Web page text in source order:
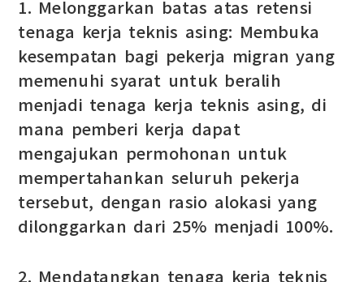
1. Melonggarkan batas atas retensi
tenaga kerja teknis asing: Membuka
kesempatan bagi pekerja migran yang
memenuhi syarat untuk beralih
menjadi tenaga kerja teknis asing, di
mana pemberi kerja dapat
mengajukan permohonan untuk
mempertahankan seluruh pekerja
tersebut, dengan rasio alokasi yang
dilonggarkan dari 25% menjadi 100%.
2. Mendatangkan tenaga kerja teknis